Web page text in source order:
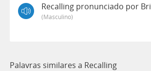
Recalling pronunciado por
(masculino)
Palavras similares a Recalling